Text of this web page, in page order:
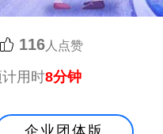
116人点赞
用时8分钟
企业团体版